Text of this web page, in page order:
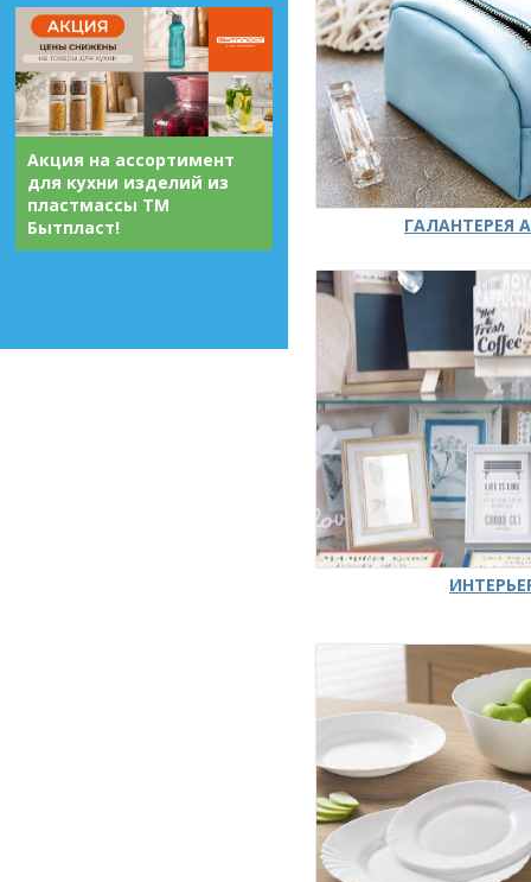
Акция на ассортимент
для кухни изделий из
пластмассы ТМ
Бытпласт!
ГАЛАНТЕРЕЯ